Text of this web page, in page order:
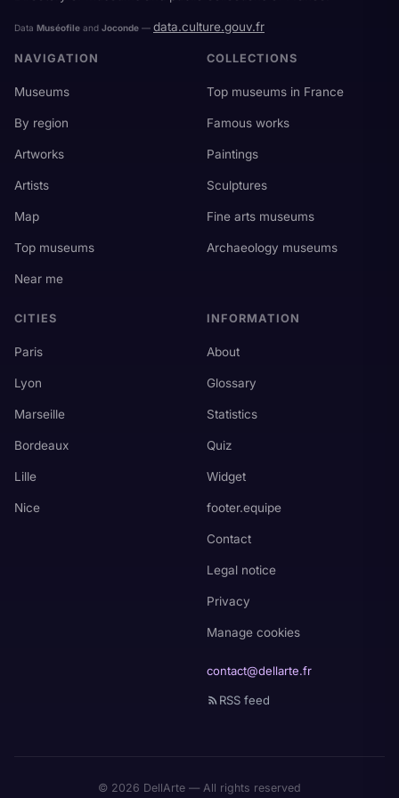
Data Muséofile and Joconde — data.culture.gouv.fr
NAVIGATION
Museums
By region
Artworks
Artists
Map
Top museums
Near me
COLLECTIONS
Top museums in France
Famous works
Paintings
Sculptures
Fine arts museums
Archaeology museums
CITIES
Paris
Lyon
Marseille
Bordeaux
Lille
Nice
INFORMATION
About
Glossary
Statistics
Quiz
Widget
footer.equipe
Contact
Legal notice
Privacy
Manage cookies
contact@dellarte.fr
RSS feed
© 2026 DellArte — All rights reserved